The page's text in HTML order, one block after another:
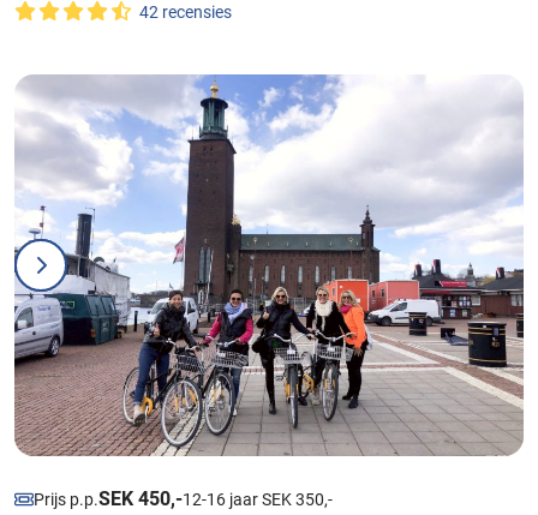
42 recensies
Prijs p.p.SEK 450,-12-16 jaar SEK 350,-